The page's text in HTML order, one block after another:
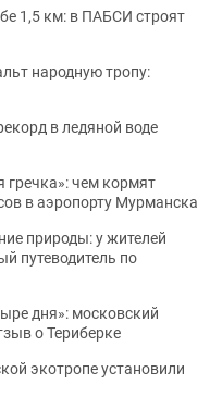
1,5 км: в ПАБСИ строят
народную тропу:
в ледяной воде
гречка»: чем кормят
в аэропорту Мурманска
природы: у жителей
путеводитель по
дня»: московский
о Териберке
экотропе установили